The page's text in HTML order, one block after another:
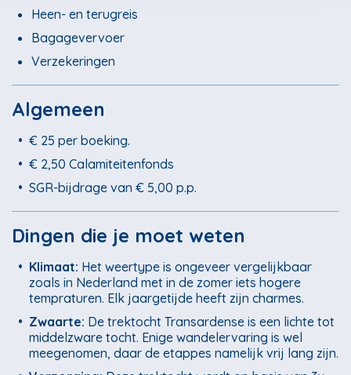
Heen- en terugreis
Bagagevervoer
Verzekeringen
Algemeen
• € 25 per boeking.
• € 2,50 Calamiteitenfonds
• SGR-bijdrage van € 5,00 p.p.
Dingen die je moet weten
• Klimaat: Het weertype is ongeveer vergelijkbaar
zoals in Nederland met in de zomer iets hogere
tempraturen. Elk jaargetijde heeft zijn charmes.
• Zwaarte: De trektocht Transardense is een lichte tot
middelzware tocht. Enige wandelervaring is wel
meegenomen, daar de etappes namelijk vrij lang zijn.